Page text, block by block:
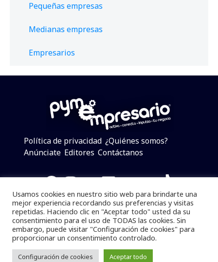
Pequeñas empresas
Medianas empresas
Empresarios
Política de privacidad ¿Quiénes somos?
Anúnciate Editores Contáctanos
Facebook
Instagram
Twitter
LinkedIn
Telegram
YouTube
TikTok
Pymempresario © 2025 Todos los derechos reservados.
Se prohibe el uso de la información total o parcial sin
dar referencia a la fuente.
Usamos cookies en nuestro sitio web para brindarte una
mejor experiencia recordando sus preferencias y visitas
repetidas. Haciendo clic en "Aceptar todo" usted da su
consentimiento para el uso de TODAS las cookies. Sin
embargo, puede visitar "Configuración de cookies" para
proporcionar un consentimiento controlado.
Configuración de cookies Aceptar todo